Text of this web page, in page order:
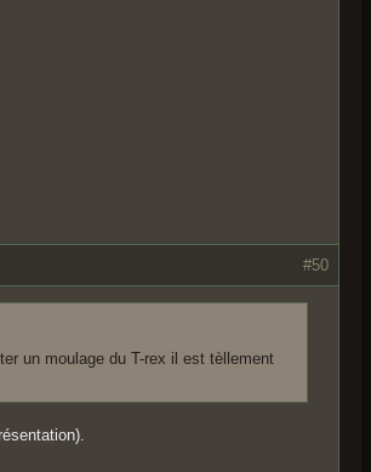
#50
un moulage du T-rex il est tèllement